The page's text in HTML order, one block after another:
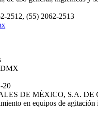
2512, (55) 2062-2513
20
DE MÉXICO, S.A. DE
en equipos de